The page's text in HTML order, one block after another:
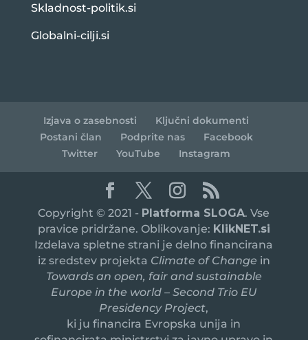
Skladnost-politik.si
Globalni-cilji.si
Izjava o zasebnosti
Ključni dokumenti
Postani član
Podprite nas
Facebook
Twitter
YouTube Instagram
Copyright © 2021 - Platforma SLOGA. Vse
pravice pridržane. Oblikovanje: KlikNET.si
Izdelava spletne strani je delno financirana
iz sredstev projekta Climate of Change in
Towards an open, fair and sustainable
Europe in the world – Second Trio EU
Presidency Project,
ki ju financira Evropska unija in